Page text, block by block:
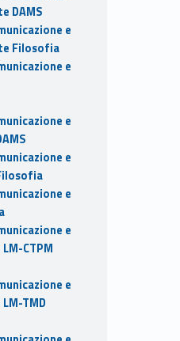
DAMS
e
Filosofia
e
e
e
e
e
CTPM
e
TMD